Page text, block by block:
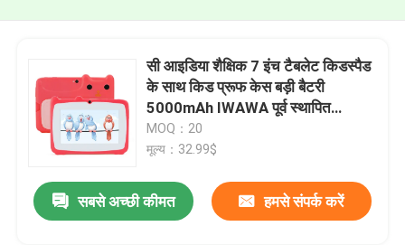
सी आइडिया शैक्षिक 7 इंच टैबलेट किडस्पैड
के साथ किड प्रूफ केस बड़ी बैटरी
5000mAh IWAWA पूर्व स्थापित
CM80Red
MOQ：20
मूल्य：32.99$
सबसे अच्छी कीमत हमसे संपर्क करें